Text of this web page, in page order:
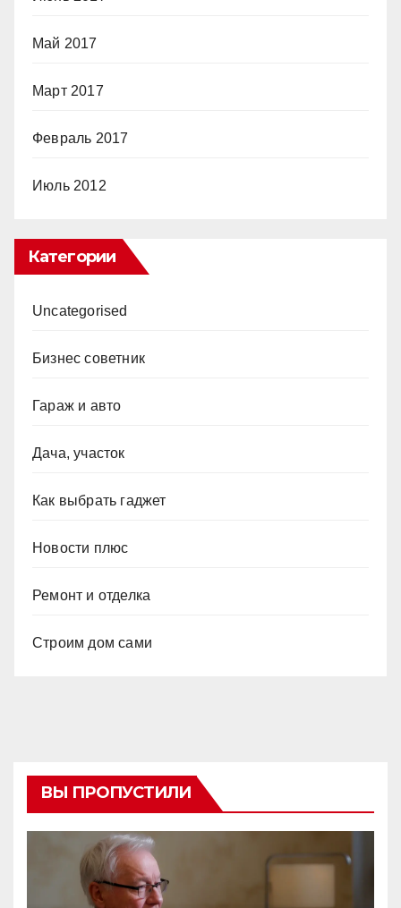
Май 2017
Март 2017
Февраль 2017
Июль 2012
Категории
Uncategorised
Бизнес советник
Гараж и авто
Дача, участок
Как выбрать гаджет
Новости плюс
Ремонт и отделка
Строим дом сами
ВЫ ПРОПУСТИЛИ